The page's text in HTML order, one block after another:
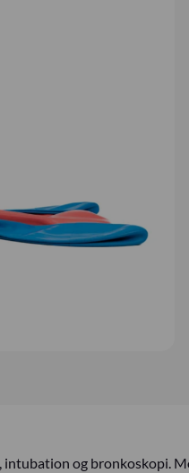
og bronkoskopi.